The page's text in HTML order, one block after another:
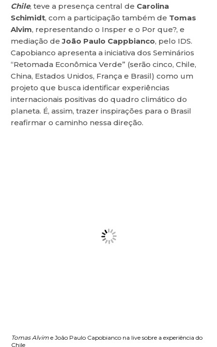
Chile, teve a presença central de Carolina
Schimidt, com a participação também de Tomas
Alvim, representando o Insper e o Por que?, e
mediação deJoão Paulo Cappbianco, pelo IDS.
Capobianco apresenta a iniciativa dos Seminários
“Retomada Econômica Verde” (serão cinco, Chile,
China, Estados Unidos, França e Brasil) como um
projeto que busca identificar experiências
internacionais positivas do quadro climático do
planeta. É, assim, trazer inspirações para o Brasil
reafirmar o caminho nessa direção.
Tomas Alvim e João Paulo Capobianco na live sobre a experiência do
Chile